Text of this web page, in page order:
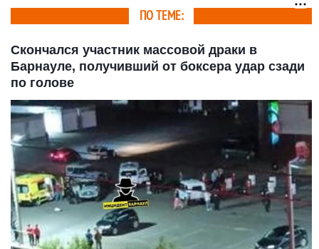
ПО ТЕМЕ:
Скончался участник массовой драки в
Барнауле, получивший от боксера удар сзади
по голове